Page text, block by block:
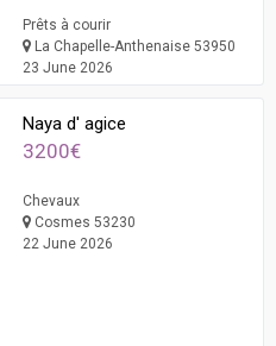
Prêts à courir
La Chapelle-Anthenaise 53950
23 June 2026
Naya d' agice
3200€
Chevaux
Cosmes 53230
22 June 2026